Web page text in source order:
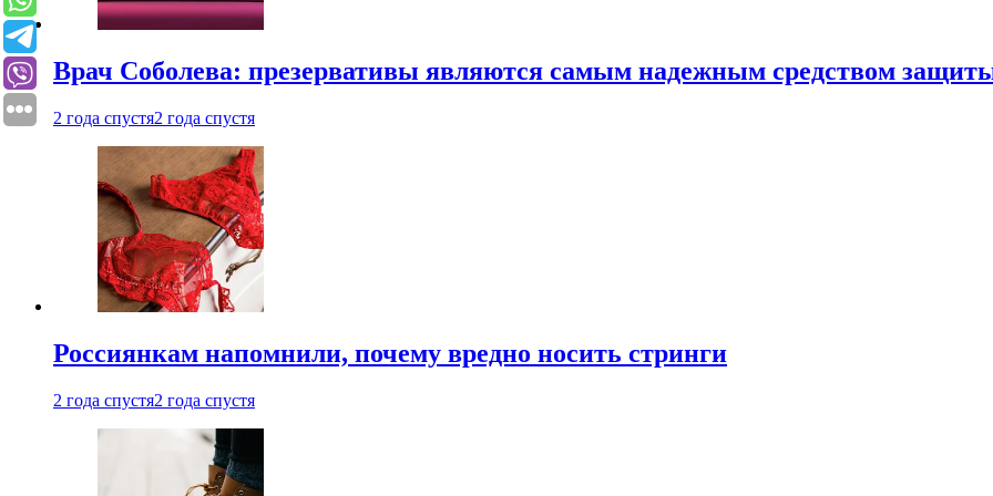
Врач Соболева: презервативы являются самым надежным средством
2 года спустя2 года спустя
Россиянкам напомнили, почему вредно носить стринги
2 года спустя2 года спустя